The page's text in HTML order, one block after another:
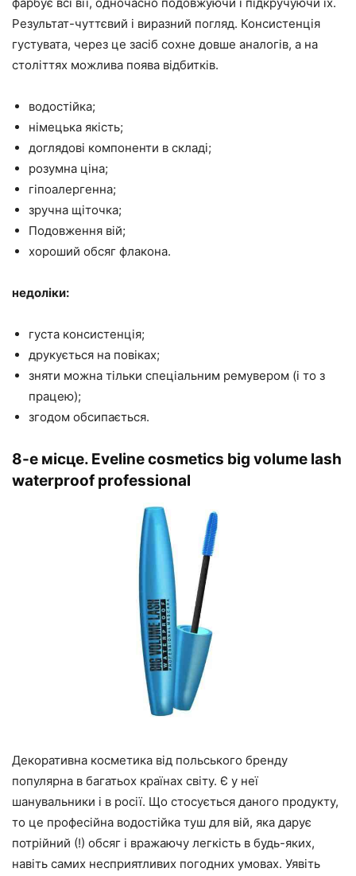
фарбує всі вії, одночасно подовжуючи і підкручуючи їх.
Результат-чуттєвий і виразний погляд. Консистенція
густувата, через це засіб сохне довше аналогів, а на
століттях можлива поява відбитків.
водостійка;
німецька якість;
доглядові компоненти в складі;
розумна ціна;
гіпоалергенна;
зручна щіточка;
Подовження вій;
хороший обсяг флакона.
недоліки:
густа консистенція;
друкується на повіках;
зняти можна тільки спеціальним ремувером (і то з
працею);
згодом обсипається.
8-е місце. Eveline cosmetics big volume lash
waterproof professional
Декоративна косметика від польського бренду
популярна в багатьох країнах світу. Є у неї
шанувальники і в росії. Що стосується даного продукту,
то це професійна водостійка туш для вій, яка дарує
потрійний (!) обсяг і вражаючу легкість в будь-яких,
навіть самих несприятливих погодних умовах. Уявіть